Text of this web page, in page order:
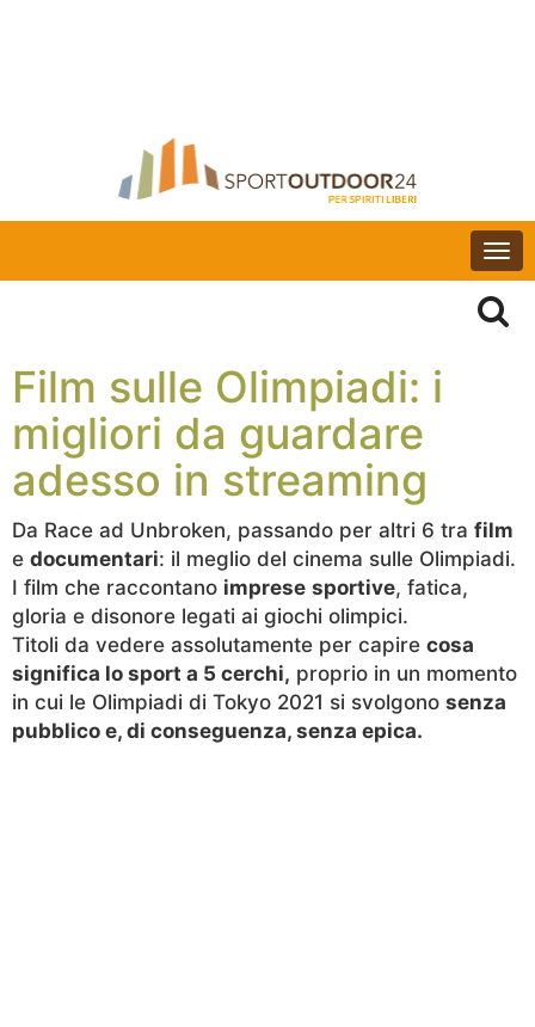
Film sulle Olimpiadi: i
migliori da guardare
adesso in streaming
Da Race ad Unbroken, passando per altri 6 tra film
e documentari: il meglio del cinema sulle Olimpiadi.
I film che raccontano imprese sportive, fatica,
gloria e disonore legati ai giochi olimpici.
Titoli da vedere assolutamente per capire cosa
significa lo sport a 5 cerchi, proprio in un momento
in cui le Olimpiadi di Tokyo 2021 si svolgono senza
pubblico e, di conseguenza, senza epica.